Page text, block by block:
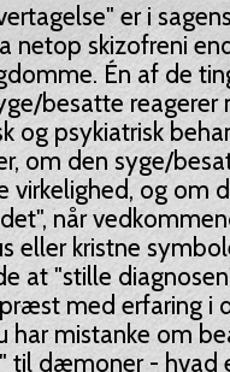
er i
netop skizofreni
Én af de
besatte reagerer
og psykiatrisk
om den syge/
virkelighed, og om
når
eller kristne
at "stille
med erfaring i
har mistanke om
til dæmoner - hvad